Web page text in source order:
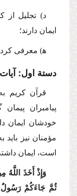
د) تجلیل از
ایمان دارند؛
ه‍) معرفی
دستة اول: آیات
قرآن كریم
پیامبران
خودشان ایمان
مؤمنان نیز باید
است، ایمان
وَإِذْ أَخَذَ اللَّهُ
ثُمَّ جَاءَكُمْ رَسُولٌ